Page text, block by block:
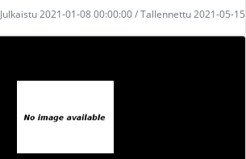
Julkaistu 2021-01-08 00:00:00 / Tallennettu 2021-05-15